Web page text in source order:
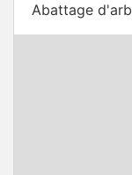
Abattage